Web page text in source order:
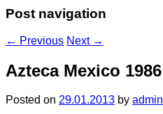
Post navigation
← Previous Next →
Azteca Mexico 1986
Posted on 29.01.2013 by admin